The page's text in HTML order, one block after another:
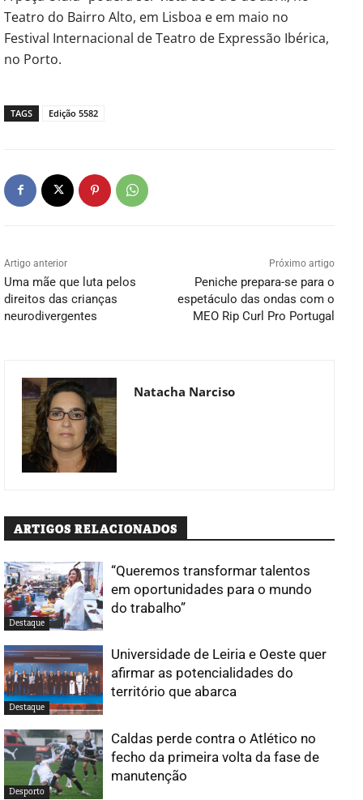
Teatro do Bairro Alto, em Lisboa e em maio no
Festival Internacional de Teatro de Expressão Ibérica,
no Porto.
TAGS Edição 5582
Artigo anterior
Uma mãe que luta pelos
direitos das crianças
neurodivergentes
Próximo artigo
Peniche prepara-se para o
espetáculo das ondas com o
MEO Rip Curl Pro Portugal
Natacha Narciso
ARTIGOS RELACIONADOS
Destaque
“Queremos transformar talentos
em oportunidades para o mundo
do trabalho”
Destaque
Universidade de Leiria e Oeste quer
afirmar as potencialidades do
território que abarca
Desporto
Caldas perde contra o Atlético no
fecho da primeira volta da fase de
manutenção